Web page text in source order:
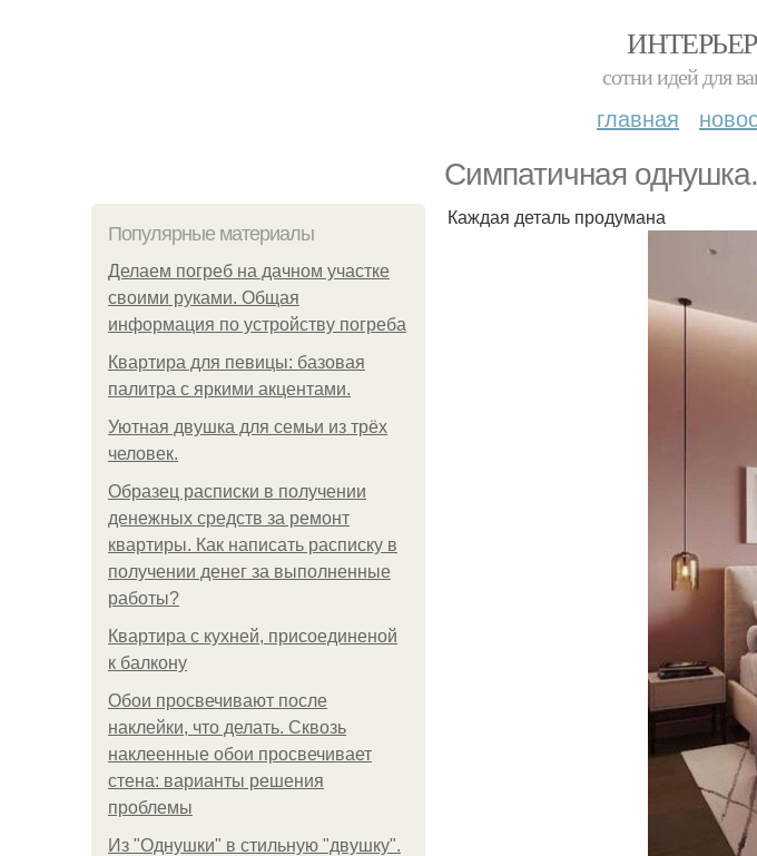
сотни идей для
главная
Симпатичная
Популярные материалы
Делаем погреб на дачном участке
своими руками. Общая
информация по устройству погреба
Квартира для певицы: базовая
палитра с яркими акцентами.
Уютная двушка для семьи из трёх
человек.
Образец расписки в получении
денежных средств за ремонт
квартиры. Как написать расписку в
получении денег за выполненные
работы?
Квартира с кухней, присоединеной
к балкону
Обои просвечивают после
наклейки, что делать. Сквозь
наклеенные обои просвечивает
стена: варианты решения
проблемы
Из "Однушки" в стильную "двушку".
Каждая деталь продумана